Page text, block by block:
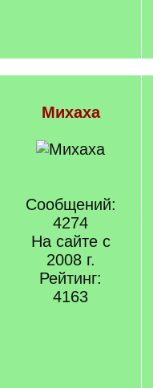
Михаха
Сообщений:
4274
На сайте с
2008 г.
Рейтинг:
4163